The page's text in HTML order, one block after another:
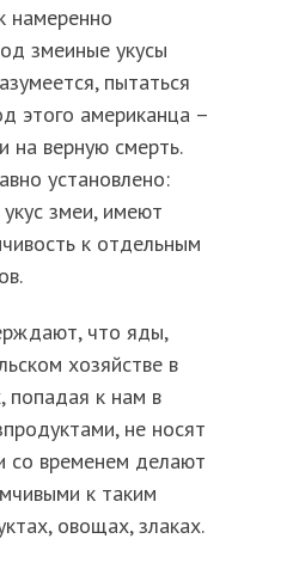
намеренно
змеиные укусы
пытаться
этого американца –
на верную смерть.
установлено:
змеи, имеют
к отдельным
что яды,
хозяйстве в
попадая к нам в
не носят
со временем делают
к таким
овощах, злаках.